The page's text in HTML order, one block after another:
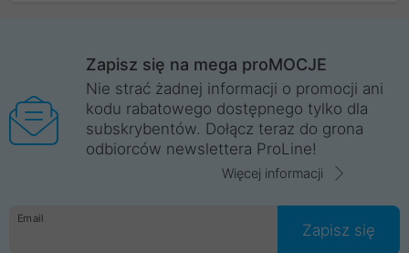
Wrocław, Poznań, Legnica, Katowice, Gliwice, Kalisz, Bytom,
Trzebnica, Opole. Szybka i profesjonalna obsługa!
ProLine to polska firma ze 100% polskim kapitałem. Działamy
legalnie i płacimy podatki w naszym kraju! Posiadamy siedzibę
główną w Mirkowie oraz salony na terenie kraju. Cała
komunikacja ze sklepem komputerowym ProLine jest
danych osobowych. Dlatego zakup notebooka albo laptopa w
ProLine to czysta przyjemność i pełne bezpieczeństwo.
Zaopatrzysz się u nas w akcesoria i części komputerowe
Zapisz się na mega proMOCJE
Nie strać żadnej informacji o promocji ani
kodu rabatowego dostępnego tylko dla
subskrybentów. Dołącz teraz do grona
odbiorców newslettera ProLine!
Więcej informacji
Email
Zapisz się